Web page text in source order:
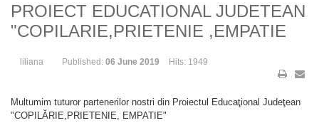
PROIECT EDUCATIONAL JUDETEAN
"COPILARIE,PRIETENIE ,EMPATIE
liliana Published: 06 June 2019 Hits: 1949
Multumim tuturor partenerilor nostri din Proiectul Educaţional Judeţean
"COPILĂRIE,PRIETENIE, EMPATIE"